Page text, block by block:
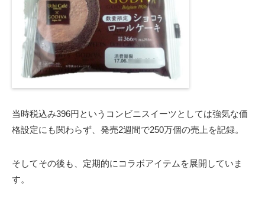
当時税込み396円というコンビニスイーツとしては強気な価
格設定にも関わらず、発売2週間で250万個の売上を記録。
そしてその後も、定期的にコラボアイテムを展開していま
す。